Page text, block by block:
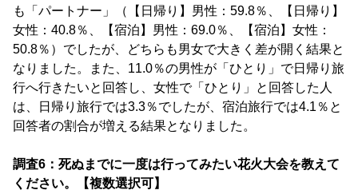
も「パートナー」（【日帰り】男性：59.8％、【日帰り】
女性：40.8％、【宿泊】男性：69.0％、【宿泊】女性：
50.8％）でしたが、どちらも男女で大きく差が開く結果と
なりました。また、11.0％の男性が「ひとり」で日帰り旅
行へ行きたいと回答し、女性で「ひとり」と回答した人
は、日帰り旅行では3.3％でしたが、宿泊旅行では4.1％と
回答者の割合が増える結果となりました。
調査6：死ぬまでに一度は行ってみたい花火大会を教えて
ください。【複数選択可】